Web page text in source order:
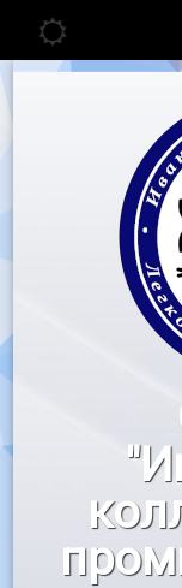
Главная
Педагогу
Перейти